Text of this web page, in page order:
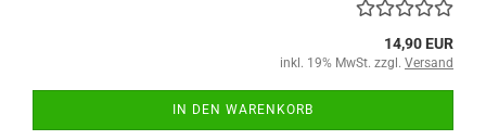
14,90 EUR
inkl. 19% MwSt. zzgl. Versand
IN DEN WARENKORB